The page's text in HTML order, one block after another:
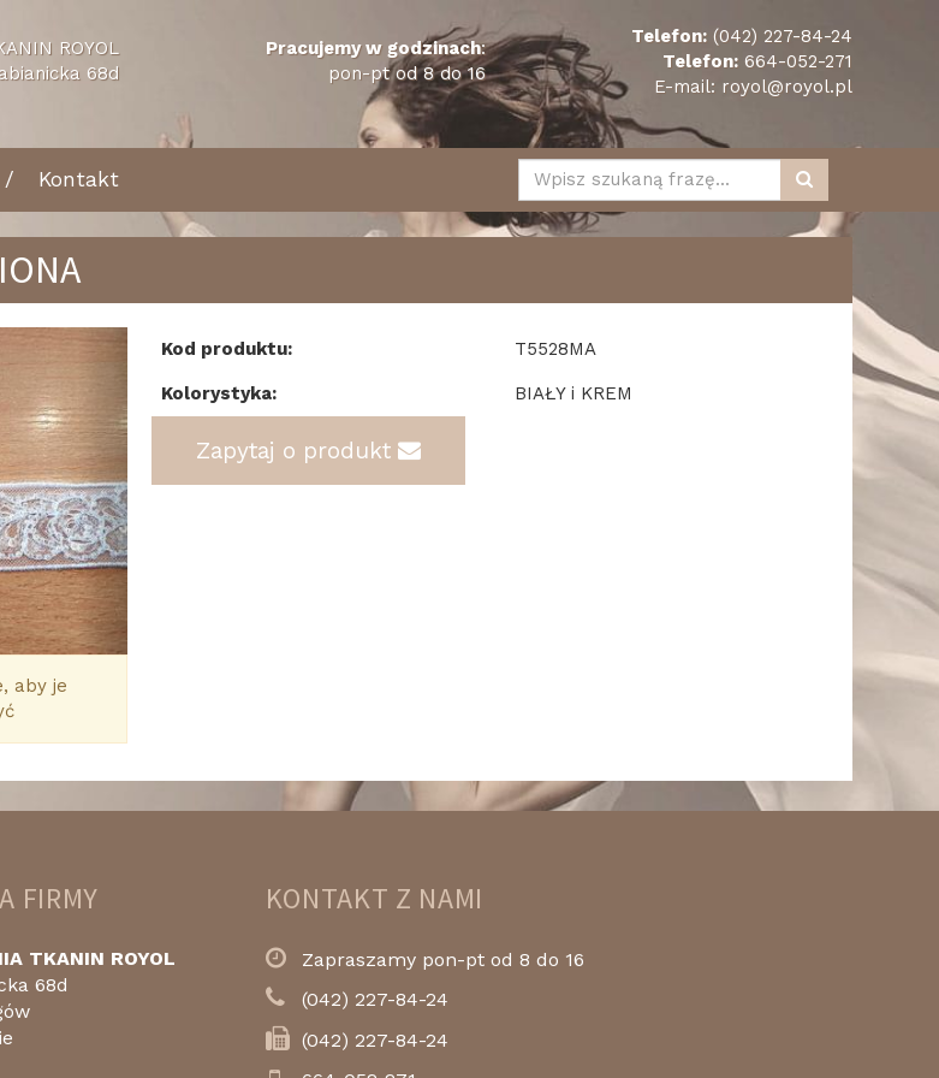
ROYOL
68d
Pracujemy w godzinach:
pon-pt od 8 do 16
Telefon: (042) 227-84-24
Telefon: 664-052-271
E-mail: royol@royol.pl
Kontakt
aby je
Kod produktu: T5528MA
Kolorystyka: BIAŁY i KREM
Zapytaj o produkt
FIRMY
TKANIN ROYOL
68d
KONTAKT Z NAMI
Zapraszamy pon-pt od 8 do 16
(042) 227-84-24
(042) 227-84-24